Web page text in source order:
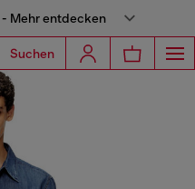
Mehr entdecken
Suchen